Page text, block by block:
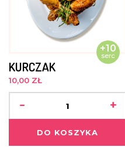
+10
serc
KURCZAK
10,00 ZŁ
- +
DO KOSZYKA